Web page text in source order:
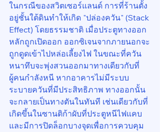
ในกรณีของสวิตเซอร์แลนด์ การที่ร้านตั้ง
อยู่ชั้นใต้ดินทำให้เกิด "ปล่องควัน" (Stack
Effect) โดยธรรมชาติ เมื่อประตูทางออก
หลักถูกเปิดออก ออกซิเจนจากภายนอกจะ
ถูกดูดเข้าไปหล่อเลี้ยงไฟ ในขณะที่ควัน
หนาทึบจะพุ่งสวนออกมาทางเดียวกับที่
ผู้คนกำลังหนี หากอาคารไม่มีระบบ
ระบายควันที่มีประสิทธิภาพ ทางออกนั้น
จะกลายเป็นทางตันในทันที เช่นเดียวกับที่
เกิดขึ้นในซานติก้าผับที่ประตูหนีไฟแคบ
และมีการปิดล็อกบางจุดเพื่อการควบคุม